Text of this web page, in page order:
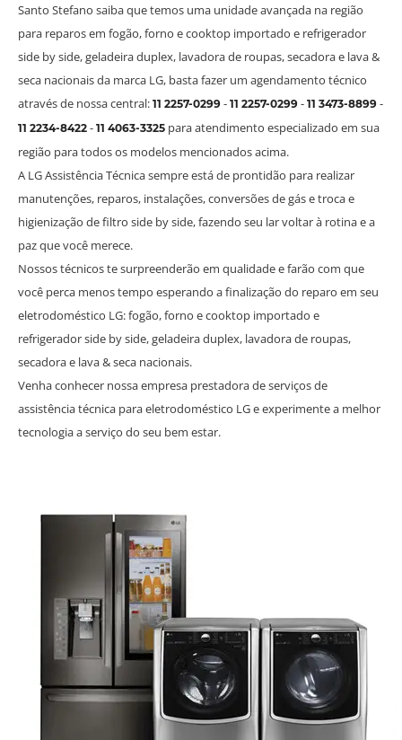
Santo Stefano saiba que temos uma unidade avançada na região
para reparos em fogão, forno e cooktop importado e refrigerador
side by side, geladeira duplex, lavadora de roupas, secadora e lava &
seca nacionais da marca LG, basta fazer um agendamento técnico
através de nossa central: 11 2257-0299 - 11 2257-0299 - 11 3473-8899 -
11 2234-8422 - 11 4063-3325 para atendimento especializado em sua
região para todos os modelos mencionados acima.
A LG Assistência Técnica sempre está de prontidão para realizar
manutenções, reparos, instalações, conversões de gás e troca e
higienização de filtro side by side, fazendo seu lar voltar à rotina e a
paz que você merece.
Nossos técnicos te surpreenderão em qualidade e farão com que
você perca menos tempo esperando a finalização do reparo em seu
eletrodoméstico LG: fogão, forno e cooktop importado e
refrigerador side by side, geladeira duplex, lavadora de roupas,
secadora e lava & seca nacionais.
Venha conhecer nossa empresa prestadora de serviços de
assistência técnica para eletrodoméstico LG e experimente a melhor
tecnologia a serviço do seu bem estar.